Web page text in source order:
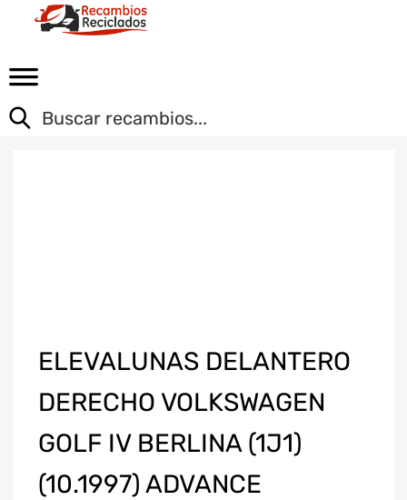
ELEVALUNAS DELANTERO
DERECHO VOLKSWAGEN
GOLF IV BERLINA (1J1)
(10.1997) ADVANCE